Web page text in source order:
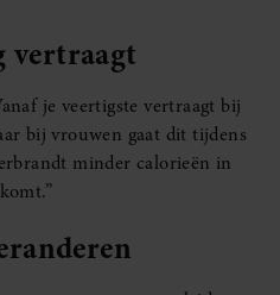
vertraagt
je veertigste vertraagt bij
bij vrouwen gaat dit tijdens
minder calorieën in